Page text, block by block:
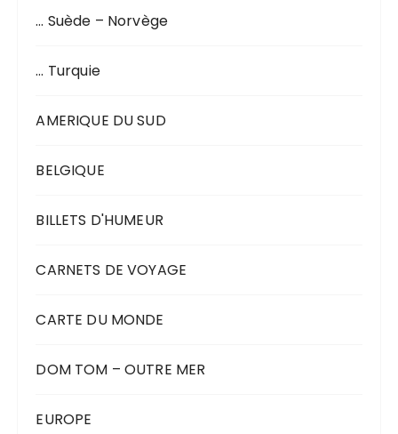
… Suède – Norvège
… Turquie
AMERIQUE DU SUD
BELGIQUE
BILLETS D'HUMEUR
CARNETS DE VOYAGE
CARTE DU MONDE
DOM TOM – OUTRE MER
EUROPE